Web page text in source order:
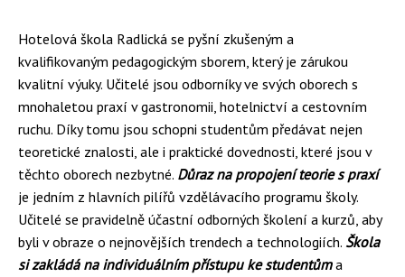
Hotelová škola Radlická se pyšní zkušeným a
kvalifikovaným pedagogickým sborem, který je zárukou
kvalitní výuky. Učitelé jsou odborníky ve svých oborech s
mnohaletou praxí v gastronomii, hotelnictví a cestovním
ruchu. Díky tomu jsou schopni studentům předávat nejen
teoretické znalosti, ale i praktické dovednosti, které jsou v
těchto oborech nezbytné. Důraz na propojení teorie s praxí
je jedním z hlavních pilířů vzdělávacího programu školy.
Učitelé se pravidelně účastní odborných školení a kurzů, aby
byli v obraze o nejnovějších trendech a technologiích. Škola
si zakládá na individuálním přístupu ke studentůma